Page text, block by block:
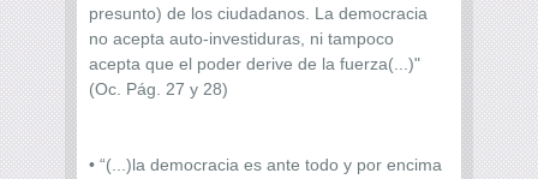
presunto) de los ciudadanos. La democracia
no acepta auto-investiduras, ni tampoco
acepta que el poder derive de la fuerza(...)"
(Oc. Pág. 27 y 28)
• “(...)la democracia es ante todo y por encima